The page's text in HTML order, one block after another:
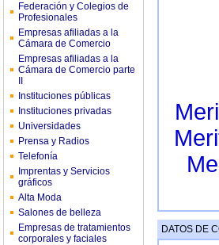
Federación y Colegios de
Profesionales
Empresas afiliadas a la
Cámara de Comercio
Empresas afiliadas a la
Cámara de Comercio parte
Instituciones públicas
Instituciones privadas
Universidades
Prensa y Radios
Telefonía
Imprentas y Servicios
gráficos
Alta Moda
Salones de belleza
Empresas de tratamientos
corporales y faciales
DATOS DE